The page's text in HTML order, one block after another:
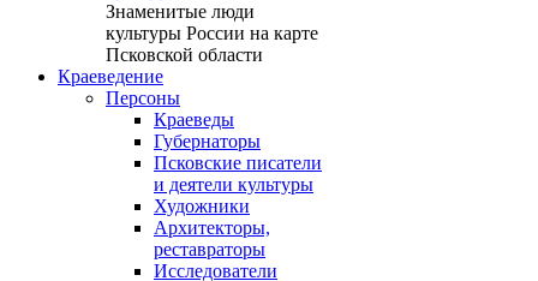
Знаменитые люди
культуры России на карте
Псковской области
Краеведение
Персоны
Краеведы
Губернаторы
Псковские писатели
и деятели культуры
Художники
Архитекторы,
реставраторы
Исследователи